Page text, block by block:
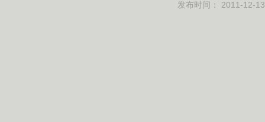
发布时间： 2011-12-